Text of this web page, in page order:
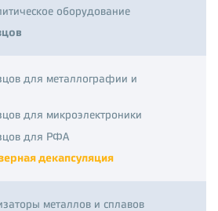
оборудование
для металлографии и
для микроэлектроники
для РФА
декапсуляция
металлов и сплавов